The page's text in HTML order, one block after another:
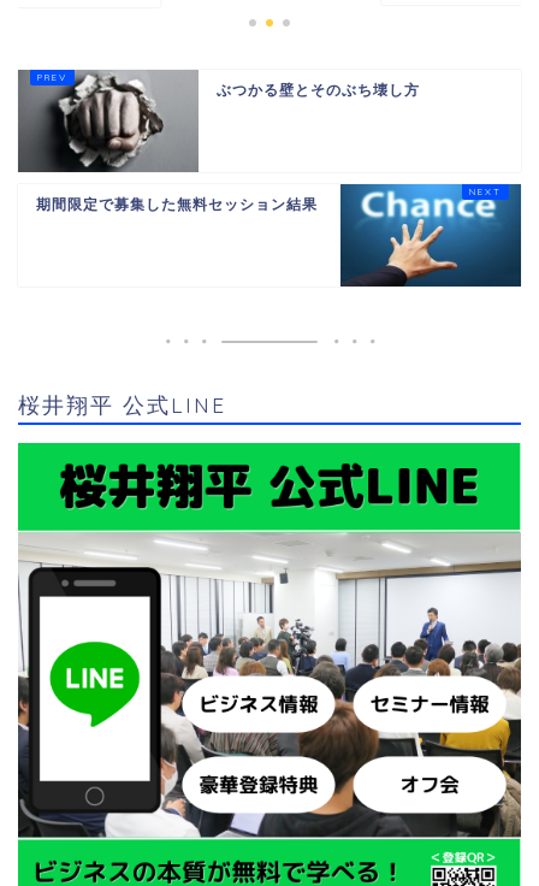
ぶつかる壁とそのぶち壊し方
期間限定で募集した無料セッション結果
桜井翔平 公式LINE